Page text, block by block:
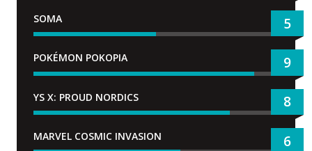
SOMA 5
POKÉMON POKOPIA 9
YS X: PROUD NORDICS 8
MARVEL COSMIC INVASION 6